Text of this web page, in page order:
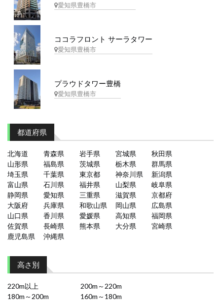
愛知県豊橋市
ココラフロント サーラタワー
愛知県豊橋市
プラウドタワー豊橋
愛知県豊橋市
都道府県
北海道 青森県 岩手県 宮城県
秋田県
山形県
福島県 茨城県 栃木県
群馬県
埼玉県
千葉県 東京都 神奈川県
新潟県
富山県
石川県 福井県 山梨県
岐阜県
静岡県
愛知県 三重県 滋賀県
京都府
大阪府
兵庫県 和歌山県 岡山県
広島県
山口県
香川県 愛媛県 高知県
福岡県
佐賀県
長崎県 熊本県 大分県
宮崎県
鹿児島県
沖縄県
高さ別
220m以上
200m～220m
180m～200m
160m～180m